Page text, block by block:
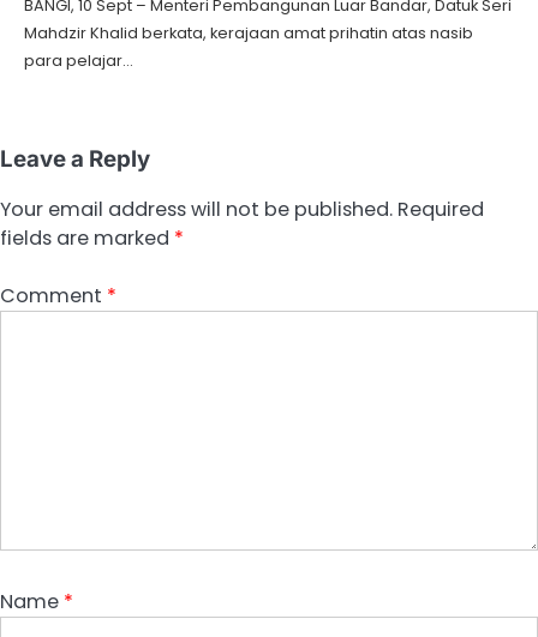
BANGI, 10 Sept – Menteri Pembangunan Luar Bandar, Datuk Seri
Mahdzir Khalid berkata, kerajaan amat prihatin atas nasib
para pelajar…
Leave a Reply
Your email address will not be published. Required
fields are marked *
Comment *
Name *